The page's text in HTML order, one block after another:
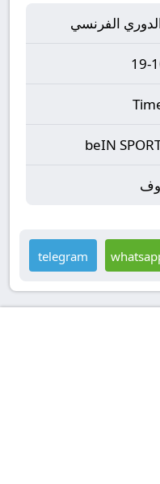
الفرنسي
19-
beIN
telegram